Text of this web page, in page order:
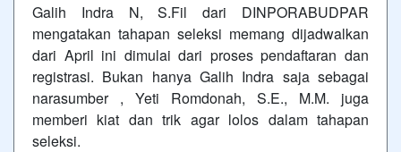
Galih Indra N, S.Fil dari DINPORABUDPAR
mengatakan tahapan seleksi memang dijadwalkan
dari April ini dimulai dari proses pendaftaran dan
registrasi. Bukan hanya Galih Indra saja sebagai
narasumber , Yeti Romdonah, S.E., M.M. juga
memberi kiat dan trik agar lolos dalam tahapan
seleksi.